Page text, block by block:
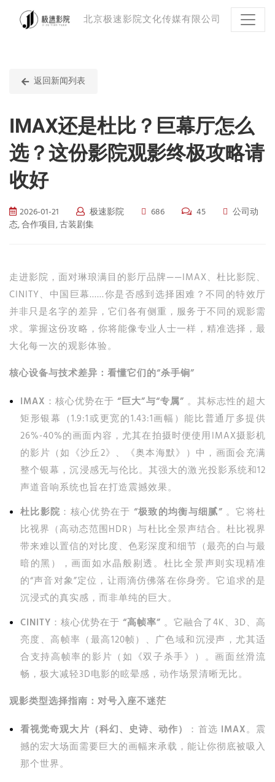
北京极速影院文化传媒有限公司
返回新闻列表
IMAX还是杜比？巨幕厅怎么
选？这份影院观影终极攻略请
收好
2026-01-21 极速影院 686 45
公司动
态, 合作项目, 古装剧集
走进影院，面对琳琅满目的影厅品牌——IMAX、杜比影院、
CINITY、中国巨幕……你是否感到选择困难？不同的特效厅
并非只是名字的差异，它们各有侧重，服务于不同的观影需
求。掌握这份攻略，你将能像专业人士一样，精准选择，最
大化每一次的观影体验。
核心设备与技术差异：看懂它们的“杀手锏”
IMAX ：核心优势在于“巨大”与“专属” 。其标志性的超大
矩形银幕（1.9:1或更宽的1.43:1画幅）能比普通厅多提供
26%-40%的画面内容，尤其在拍摄时便使用IMAX摄影机
的影片（如《沙丘2》、《奥本海默》）中，画面会充满
整个银幕，沉浸感无与伦比。其强大的激光投影系统和12
声道音响系统也旨在打造震撼效果。
杜比影院 ：核心优势在于 “极致的均衡与细腻” 。它将杜
比视界（高动态范围HDR）与杜比全景声结合。杜比视界
带来难以置信的对比度、色彩深度和细节（最亮的白与最
暗的黑），画面如水晶般剔透。杜比全景声则实现精准
的“声音对象”定位，让雨滴仿佛落在你身旁。它追求的是
沉浸式的真实感，而非单纯的巨大。
CINITY ：核心优势在于 “高帧率” 。它融合了4K、3D、高
亮度、高帧率（最高120帧）、广色域和沉浸声，尤其适
合支持高帧率的影片（如《双子杀手》）。画面丝滑流
畅，极大减轻3D电影的眩晕感，动作场景清晰无比。
观影类型选择指南：对号入座不迷茫
看视觉奇观大片（科幻、史诗、动作）
：首选 IMAX。震
撼的宏大场面需要巨大的画幅来承载，能让你彻底被吸入
那个世界。